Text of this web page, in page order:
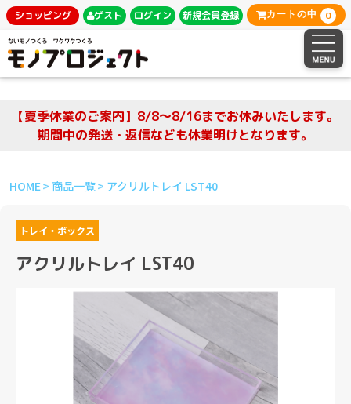
ショッピング ゲスト ログイン 新規会員登録 カートの中 0
【夏季休業のご案内】8/8～8/16までお休みいたします。
期間中の発送・返信なども休業明けとなります。
HOME 商品一覧 アクリルトレイ LST40
トレイ・ボックス
アクリルトレイ LST40